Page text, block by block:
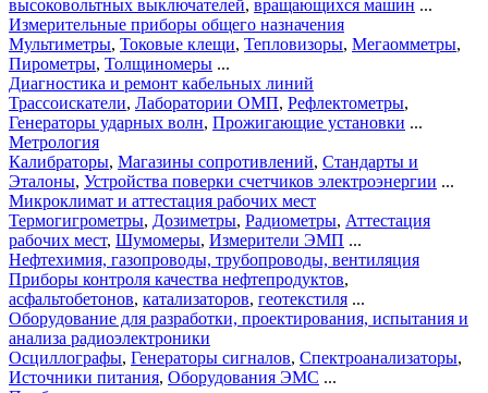
высоковольтных выключателей, вращающихся машин ...
Измерительные приборы общего назначения
Мультиметры, Токовые клещи, Тепловизоры, Мегаомметры,
Пирометры, Толщиномеры ...
Диагностика и ремонт кабельных линий
Трассоискатели, Лаборатории ОМП, Рефлектометры,
Генераторы ударных волн, Прожигающие установки ...
Метрология
Калибраторы, Магазины сопротивлений, Стандарты и
Эталоны, Устройства поверки счетчиков электроэнергии ...
Микроклимат и аттестация рабочих мест
Термогигрометры, Дозиметры, Радиометры, Аттестация
рабочих мест, Шумомеры, Измерители ЭМП ...
Нефтехимия, газопроводы, трубопроводы, вентиляция
Приборы контроля качества нефтепродуктов,
асфальтобетонов, катализаторов, геотекстиля ...
Оборудование для разработки, проектирования, испытания и
анализа радиоэлектроники
Осциллографы, Генераторы сигналов, Спектроанализаторы,
Источники питания, Оборудования ЭМС ...